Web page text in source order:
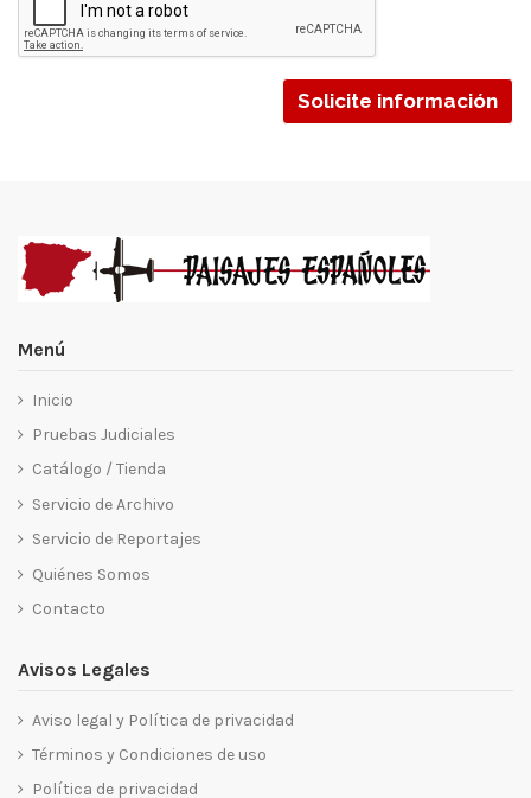
Solicite información
Menú
Inicio
Pruebas Judiciales
Catálogo / Tienda
Servicio de Archivo
Servicio de Reportajes
Quiénes Somos
Contacto
Avisos Legales
Aviso legal y Política de privacidad
Términos y Condiciones de uso
Política de privacidad